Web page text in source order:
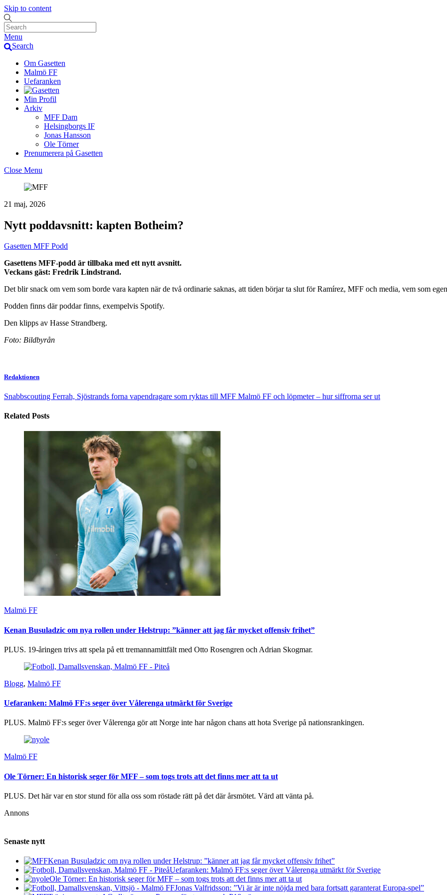
Skip to content
Menu
Search
Om Gasetten
Malmö FF
Uefaranken
Min Profil
Arkiv
MFF Dam
Helsingborgs IF
Jonas Hansson
Ole Törner
Prenumerera på Gasetten
Close Menu
21 maj, 2026
Nytt poddavsnitt: kapten Botheim?
Gasetten MFF Podd
Gasettens MFF-podd är tillbaka med ett nytt avsnitt.
Veckans gäst: Fredrik Lindstrand.
Det blir snack om vem som borde vara kapten när de två ordinarie saknas, att tiden börjar ta slut för Ramírez, MFF och media, vem som
Podden finns där poddar finns, exempelvis Spotify.
Den klipps av Hasse Strandberg.
Foto: Bildbyrån
Redaktionen
Snabbscouting Ferrah, Sjöstrands forna vapendragare som ryktas till MFF Malmö FF och löpmeter – hur siffrorna ser ut
Related Posts
Malmö FF
Kenan Busuladzic om nya rollen under Helstrup: ”känner att jag får mycket offensiv frihet”
PLUS. 19-åringen trivs att spela på ett tremannamittfält med Otto Rosengren och Adrian Skogmar.
Blogg, Malmö FF
Uefaranken: Malmö FF:s seger över Vålerenga utmärkt för Sverige
PLUS. Malmö FF:s seger över Vålerenga gör att Norge inte har någon chans att hota Sverige på nationsrankingen.
Malmö FF
Ole Törner: En historisk seger för MFF – som togs trots att det finns mer att ta ut
PLUS. Det här var en stor stund för alla oss som röstade rätt på det där årsmötet. Värd att vänta på.
Annons
Senaste nytt
Kenan Busuladzic om nya rollen under Helstrup: ”känner att jag får mycket offensiv frihet”
Uefaranken: Malmö FF:s seger över Vålerenga utmärkt för Sverige
Ole Törner: En historisk seger för MFF – som togs trots att det finns mer att ta ut
Jonas Valfridsson: ”Vi är är inte nöjda med bara fortsatt garanterat Europa-spel”